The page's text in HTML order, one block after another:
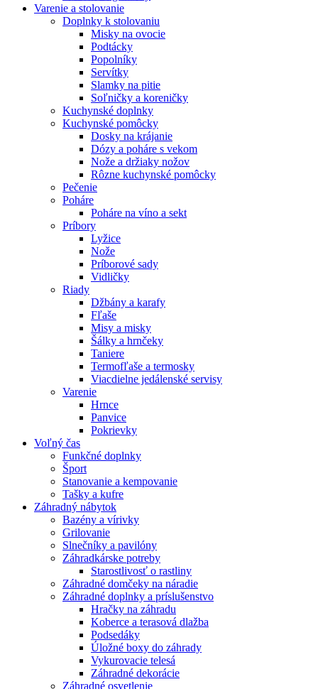
Varenie a stolovanie
Doplnky k stolovaniu
Misky na ovocie
Podtácky
Popolníky
Servítky
Slamky na pitie
Soľničky a koreničky
Kuchynské doplnky
Kuchynské pomôcky
Dosky na krájanie
Dózy a poháre s vekom
Nože a držiaky nožov
Rôzne kuchynské pomôcky
Pečenie
Poháre
Poháre na víno a sekt
Príbory
Lyžice
Nože
Príborové sady
Vidličky
Riady
Džbány a karafy
Fľaše
Misy a misky
Šálky a hrnčeky
Taniere
Termofľaše a termosky
Viacdielne jedálenské servisy
Varenie
Hrnce
Panvice
Pokrievky
Voľný čas
Funkčné doplnky
Šport
Stanovanie a kempovanie
Tašky a kufre
Záhradný nábytok
Bazény a vírivky
Grilovanie
Slnečníky a pavilóny
Záhradkárske potreby
Starostlivosť o rastliny
Záhradné domčeky na náradie
Záhradné doplnky a príslušenstvo
Hračky na záhradu
Koberce a terasová dlažba
Podsedáky
Úložné boxy do záhrady
Vykurovacie telesá
Záhradné dekorácie
Záhradné osvetlenie